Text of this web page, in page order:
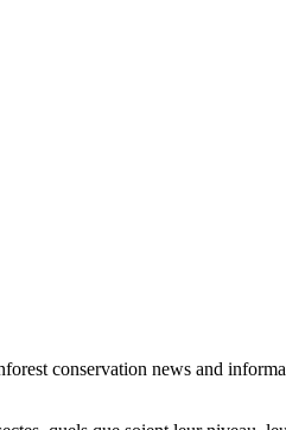
conservation news and